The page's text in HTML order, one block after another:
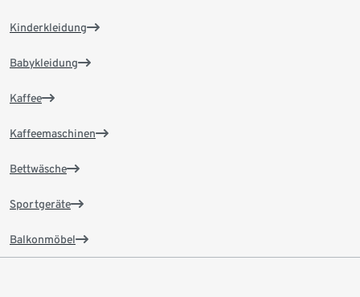
Kinderkleidung
Babykleidung
Kaffee
Kaffeemaschinen
Bettwäsche
Sportgeräte
Balkonmöbel